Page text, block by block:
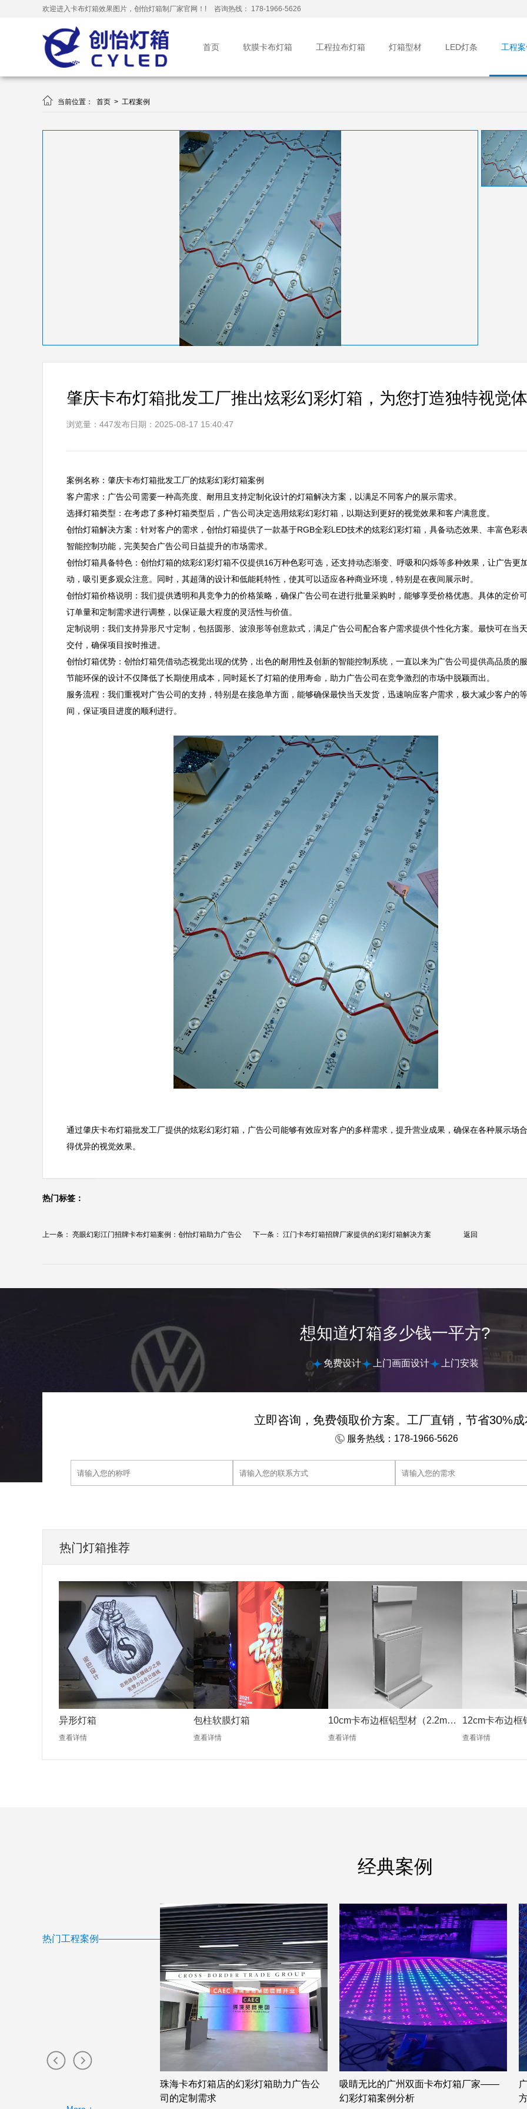
欢迎进入卡布灯箱效果图片，创怡灯箱制厂家官网！! 咨询热线： 178-1966-5626
首页 软膜卡布灯箱 工程拉布灯箱 灯箱型材 LED灯条 工程
 当前位置： 首页 > 工程案例
肇庆卡布灯箱批发工厂推出炫彩幻彩灯箱，为您打造独特视觉
浏览量：447发布日期：2025-08-17 15:40:47
案例名称：肇庆卡布灯箱批发工厂的炫彩幻彩灯箱案例
客户需求：广告公司需要一种高亮度、耐用且支持定制化设计的灯箱解决方案，以满足不同客户的展示需求。
选择灯箱类型：在考虑了多种灯箱类型后，广告公司决定选用炫彩幻彩灯箱，以期达到更好的视觉效果和客户满意度。
创怡灯箱解决方案：针对客户的需求，创怡灯箱提供了一款基于RGB全彩LED技术的炫彩幻彩灯箱，具备动态效果、丰富色彩
智能控制功能，完美契合广告公司日益提升的市场需求。
创怡灯箱具备特色：创怡灯箱的炫彩幻彩灯箱不仅提供16万种色彩可选，还支持动态渐变、呼吸和闪烁等多种效果，让广告更
动，吸引更多观众注意。同时，其超薄的设计和低能耗特性，使其可以适应各种商业环境，特别是在夜间展示时。
创怡灯箱价格说明：我们提供透明和具竞争力的价格策略，确保广告公司在进行批量采购时，能够享受价格优惠。具体的定价
订单量和定制需求进行调整，以保证最大程度的灵活性与价值。
定制说明：我们支持异形尺寸定制，包括圆形、波浪形等创意款式，满足广告公司配合客户需求提供个性化方案。最快可在当
交付，确保项目按时推进。
创怡灯箱优势：创怡灯箱凭借动态视觉出现的优势，出色的耐用性及创新的智能控制系统，一直以来为广告公司提供高品质的
节能环保的设计不仅降低了长期使用成本，同时延长了灯箱的使用寿命，助力广告公司在竞争激烈的市场中脱颖而出。
服务流程：我们重视对广告公司的支持，特别是在接急单方面，能够确保最快当天发货，迅速响应客户需求，极大减少客户的
间，保证项目进度的顺利进行。
通过肇庆卡布灯箱批发工厂提供的炫彩幻彩灯箱，广告公司能够有效应对客户的多样需求，提升营业成果，确保在各种展示场
得优异的视觉效果。
热门标签：
上一条： 亮眼幻彩江门招牌卡布灯箱案例：创怡灯箱助力广告公
下一条： 江门卡布灯箱招牌厂家提供的幻彩灯箱解决方案 返回
想知道灯箱多少钱一平方?
免费设计 上门画面设计 上门安装
立即咨询，免费领取价方案。工厂直销，节省30%成
服务热线：178-1966-5626
热门灯箱推荐
异形灯箱
查看详情
包柱软膜灯箱
查看详情
10cm卡布边框铝型材（2.2mm
银色）
查看详情
12cm卡布边框
银色）
查看详情
经典案例
热门工程案例
吸睛无比的广州双面卡布灯箱厂家——
幻彩灯箱案例分析
广州双面卡布灯箱厂家提供的幻彩灯箱
方案案例